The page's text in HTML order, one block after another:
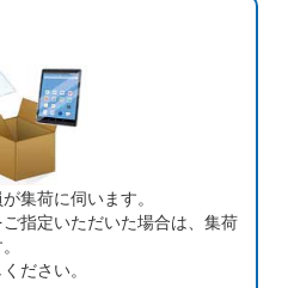
集荷に伺います。
指定いただいた場合は、集荷
ださい。